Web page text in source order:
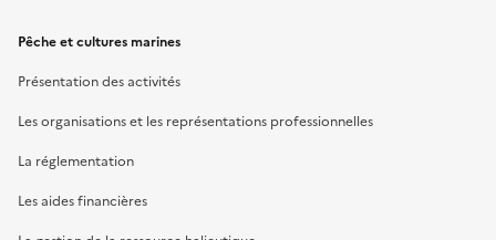
Pêche et cultures marines
Présentation des activités
Les organisations et les représentations professionnelles
La réglementation
Les aides financières